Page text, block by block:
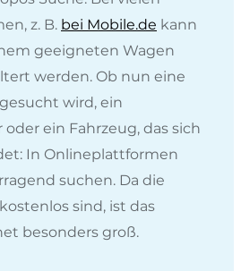
z. B. bei Mobile.de kann
geeigneten Wagen
werden. Ob nun eine
wird, ein
ein Fahrzeug, das sich
In Onlineplattformen
suchen. Da die
sind, ist das
besonders groß.